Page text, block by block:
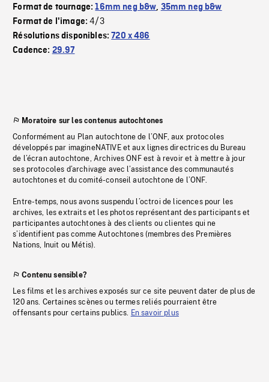
Format de tournage:16mm neg b&w, 35mm neg b&w
Format de l'image:4/3
Résolutions disponibles:720 x 486
Cadence: 29.97
Moratoire sur les contenus autochtones
Conformément au Plan autochtone de l’ONF, aux protocoles
développés par imagineNATIVE et aux lignes directrices du Bureau
de l’écran autochtone, Archives ONF est à revoir et à mettre à jour
ses protocoles d’archivage avec l’assistance des communautés
autochtones et du comité-conseil autochtone de l’ONF.
Entre-temps, nous avons suspendu l’octroi de licences pour les
archives, les extraits et les photos représentant des participants et
participantes autochtones à des clients ou clientes qui ne
s’identifient pas comme Autochtones (membres des Premières
Nations, Inuit ou Métis).
Contenu sensible?
Les films et les archives exposés sur ce site peuvent dater de plus de
120 ans. Certaines scènes ou termes reliés pourraient être
offensants pour certains publics. En savoir plus